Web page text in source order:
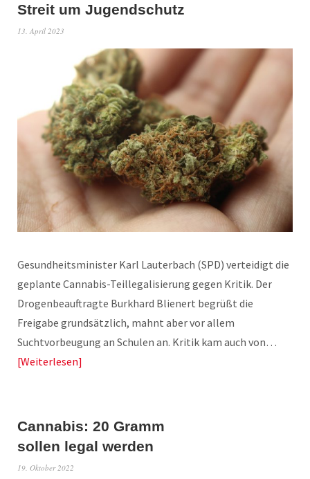
Streit um Jugendschutz
13. April 2023
Gesundheitsminister Karl Lauterbach (SPD) verteidigt die
geplante Cannabis-Teillegalisierung gegen Kritik. Der
Drogenbeauftragte Burkhard Blienert begrüßt die
Freigabe grundsätzlich, mahnt aber vor allem
Suchtvorbeugung an Schulen an. Kritik kam auch von…
Weiterlesen
Cannabis: 20 Gramm
sollen legal werden
19. Oktober 2022